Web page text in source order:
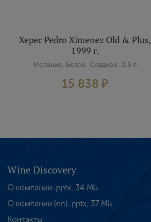
Херес Pedro Ximenez Old & Plus,
1999 г.
Испания, Белое, Сладкое, 0.5 л
15 838 ₽
Wine Discovery
О компании .pptx, 34 Mb
О компании (en) .pptx, 37 Mb
Контакты